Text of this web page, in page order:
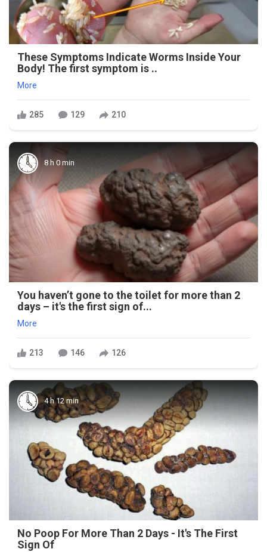
These Symptoms Indicate Worms Inside Your
Body! The first symptom is ..
More
285 129 210
8 h 0 min
You haven’t gone to the toilet for more than 2
days – it's the first sign of...
More
213 146 126
4 h 12 min
No Poop For More Than 2 Days - It's The First
Sign Of